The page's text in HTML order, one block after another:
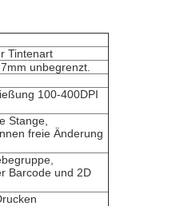
Tintenart
unbegrenzt.
100-400DPI
Stange,
freie Änderung
Barcode und 2D